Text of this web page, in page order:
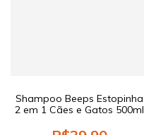
Shampoo Beeps Estopinha
2 em 1 Cães e Gatos 500ml